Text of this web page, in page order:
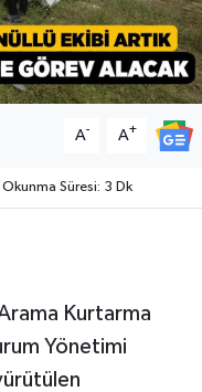
A- A+
Okunma Süresi: 3 Dk
Kurtarma
Yönetimi